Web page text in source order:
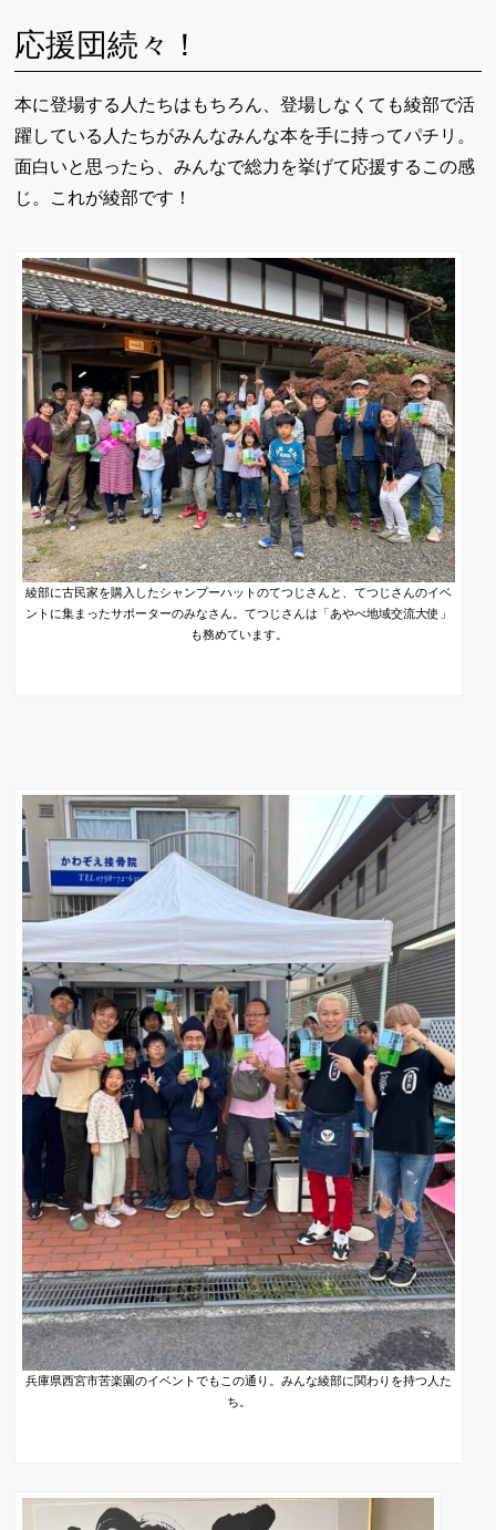
応援団続々！
本に登場する人たちはもちろん、登場しなくても綾部で活
躍している人たちがみんなみんな本を手に持ってパチリ。
面白いと思ったら、みんなで総力を挙げて応援するこの感
じ。これが綾部です！
綾部に古民家を購入したシャンプーハットのてつじさんと、てつじさんのイベ
ントに集まったサポーターのみなさん。てつじさんは「あやべ地域交流大使」
も務めています。
兵庫県西宮市苦楽園のイベントでもこの通り。みんな綾部に関わりを持つ人た
ち。